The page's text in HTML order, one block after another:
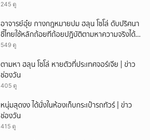
245 ดู
อาจารย์อุ๋ย กางกฎหมายปม ฮลุน โซโล่ ดับปริศนา
ชี้ไทยใช้หลักถ้อยทีถ้อยปฏิบัติตามหาความจริงได้
แม้ไร้สนธิสัญญา
549 ดู
ตามหา ฮลุน โซโล่ หายตัวที่ประเทศจอร์เจีย | ข่าว
ช่องวัน
405 ดู
หนุ่มสุดงง ได้นั่งในห้องเก็บกระเป๋ารถทัวร์ | ข่าว
ช่องวัน
415 ดู